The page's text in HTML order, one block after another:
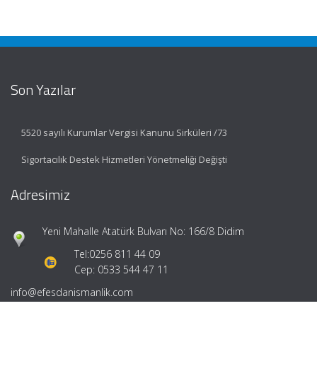
Son Yazılar
5520 sayılı Kurumlar Vergisi Kanunu Sirküleri /73
Sigortacılık Destek Hizmetleri Yönetmeliği Değişti
Adresimiz
Yeni Mahalle Atatürk Bulvarı No: 166/8 Didim
Tel:0256 811 44 09
Cep: 0533 544 47 11
info@efesdanismanlik.com